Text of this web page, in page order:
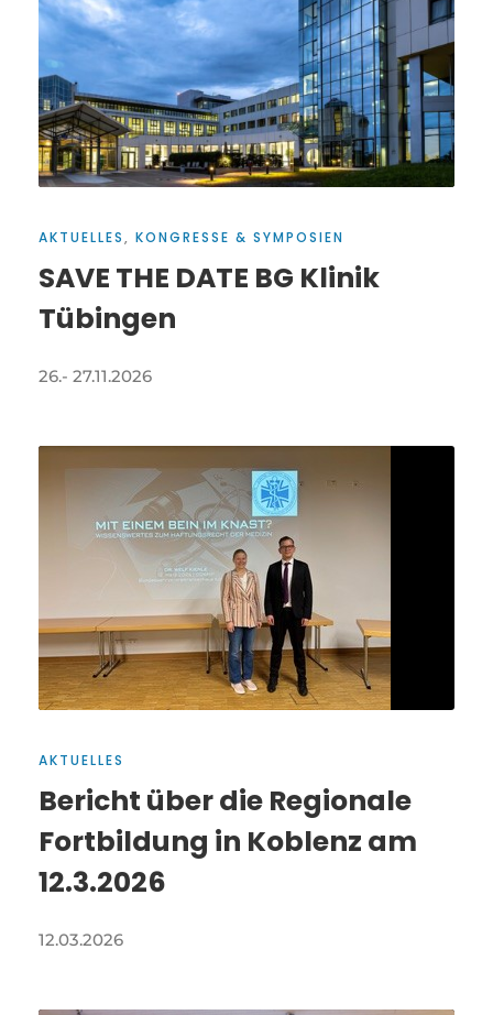
AKTUELLES, KONGRESSE & SYMPOSIEN
SAVE THE DATE BG Klinik
Tübingen
26.- 27.11.2026
AKTUELLES
Bericht über die Regionale
Fortbildung in Koblenz am
12.3.2026
12.03.2026